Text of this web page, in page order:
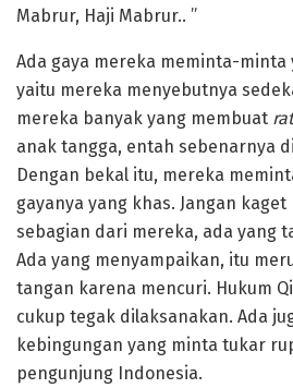
Mabrur, Haji Mabrur.. ”
Ada gaya mereka meminta-
yaitu mereka menyebutnya
mereka banyak yang membuat
anak tangga, entah sebenarnya
Dengan bekal itu, mereka
gayanya yang khas. Jangan
sebagian dari mereka, ada yang
Ada yang menyampaikan, itu
tangan karena mencuri. Hukum
cukup tegak dilaksanakan. Ada
kebingungan yang minta tukar
pengunjung Indonesia.